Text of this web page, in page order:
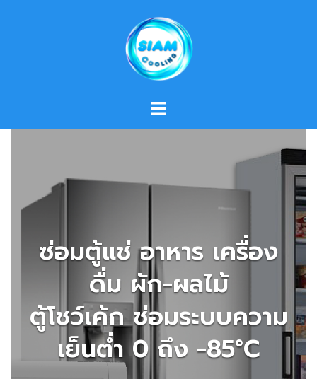
ซ่อมตู้แช่ อาหาร เครื่อง
ดื่ม ผัก-ผลไม้
ตู้โชว์เค้ก ซ่อมระบบความ
เย็นต่ำ 0 ถึง -85°C